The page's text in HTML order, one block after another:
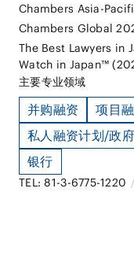
Chambers Asia-
Chambers Global
The Best Lawyers in
Watch in Japan™
主要专业领域
并购融资
项目
私人融资计划/政
银行
TEL: 81-3-6775-1220 /